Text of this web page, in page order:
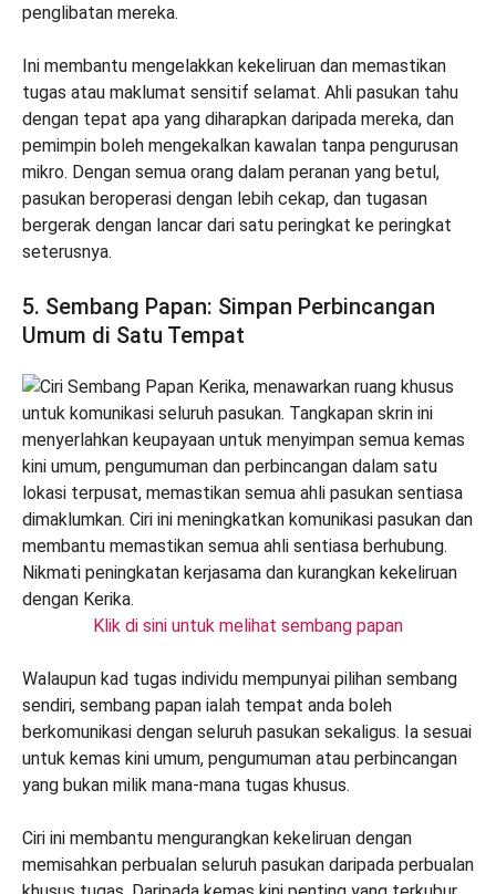
penglibatan mereka.
Ini membantu mengelakkan kekeliruan dan memastikan
tugas atau maklumat sensitif selamat. Ahli pasukan tahu
dengan tepat apa yang diharapkan daripada mereka, dan
pemimpin boleh mengekalkan kawalan tanpa pengurusan
mikro. Dengan semua orang dalam peranan yang betul,
pasukan beroperasi dengan lebih cekap, dan tugasan
bergerak dengan lancar dari satu peringkat ke peringkat
seterusnya.
5. Sembang Papan: Simpan Perbincangan
Umum di Satu Tempat
Klik di sini untuk melihat sembang papan
Walaupun kad tugas individu mempunyai pilihan sembang
sendiri, sembang papan ialah tempat anda boleh
berkomunikasi dengan seluruh pasukan sekaligus. Ia sesuai
untuk kemas kini umum, pengumuman atau perbincangan
yang bukan milik mana-mana tugas khusus.
Ciri ini membantu mengurangkan kekeliruan dengan
memisahkan perbualan seluruh pasukan daripada perbualan